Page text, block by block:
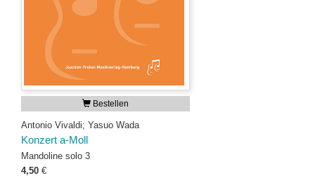
Bestellen
Antonio Vivaldi; Yasuo Wada
Konzert a-Moll
Mandoline solo 3
4,50 €